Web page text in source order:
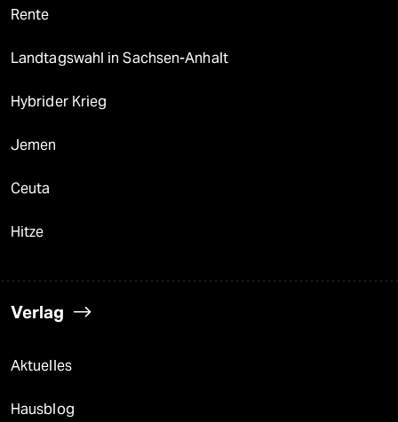
Rente
Landtagswahl in Sachsen-Anhalt
Hybrider Krieg
Jemen
Ceuta
Hitze
Verlag
Aktuelles
Hausblog